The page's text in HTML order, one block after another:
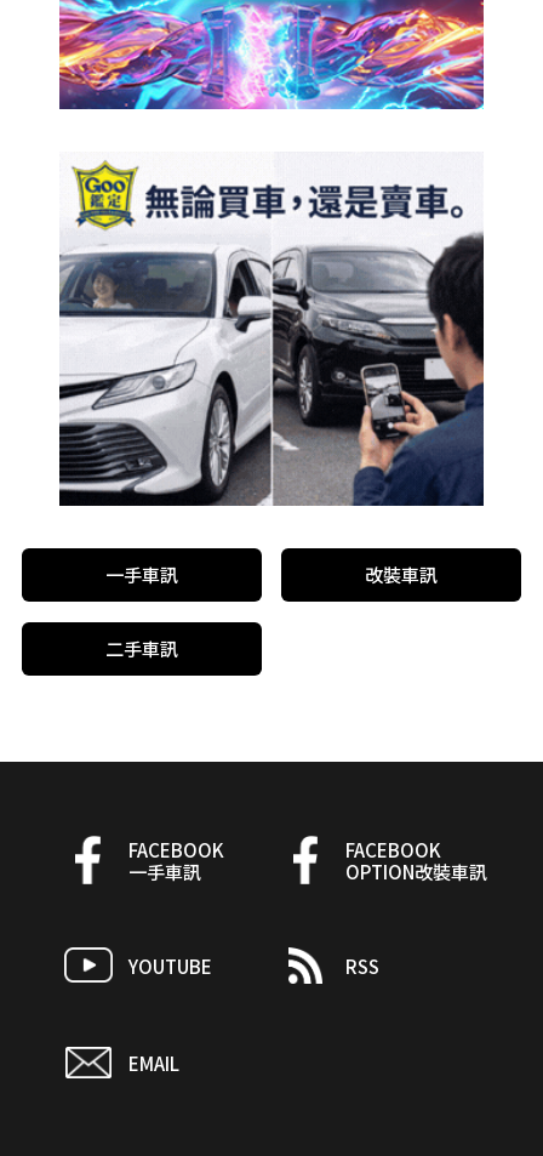
一手車訊 改裝車訊
二手車訊
FACEBOOK
一手車訊
FACEBOOK
OPTION改裝車訊
YOUTUBE RSS
EMAIL